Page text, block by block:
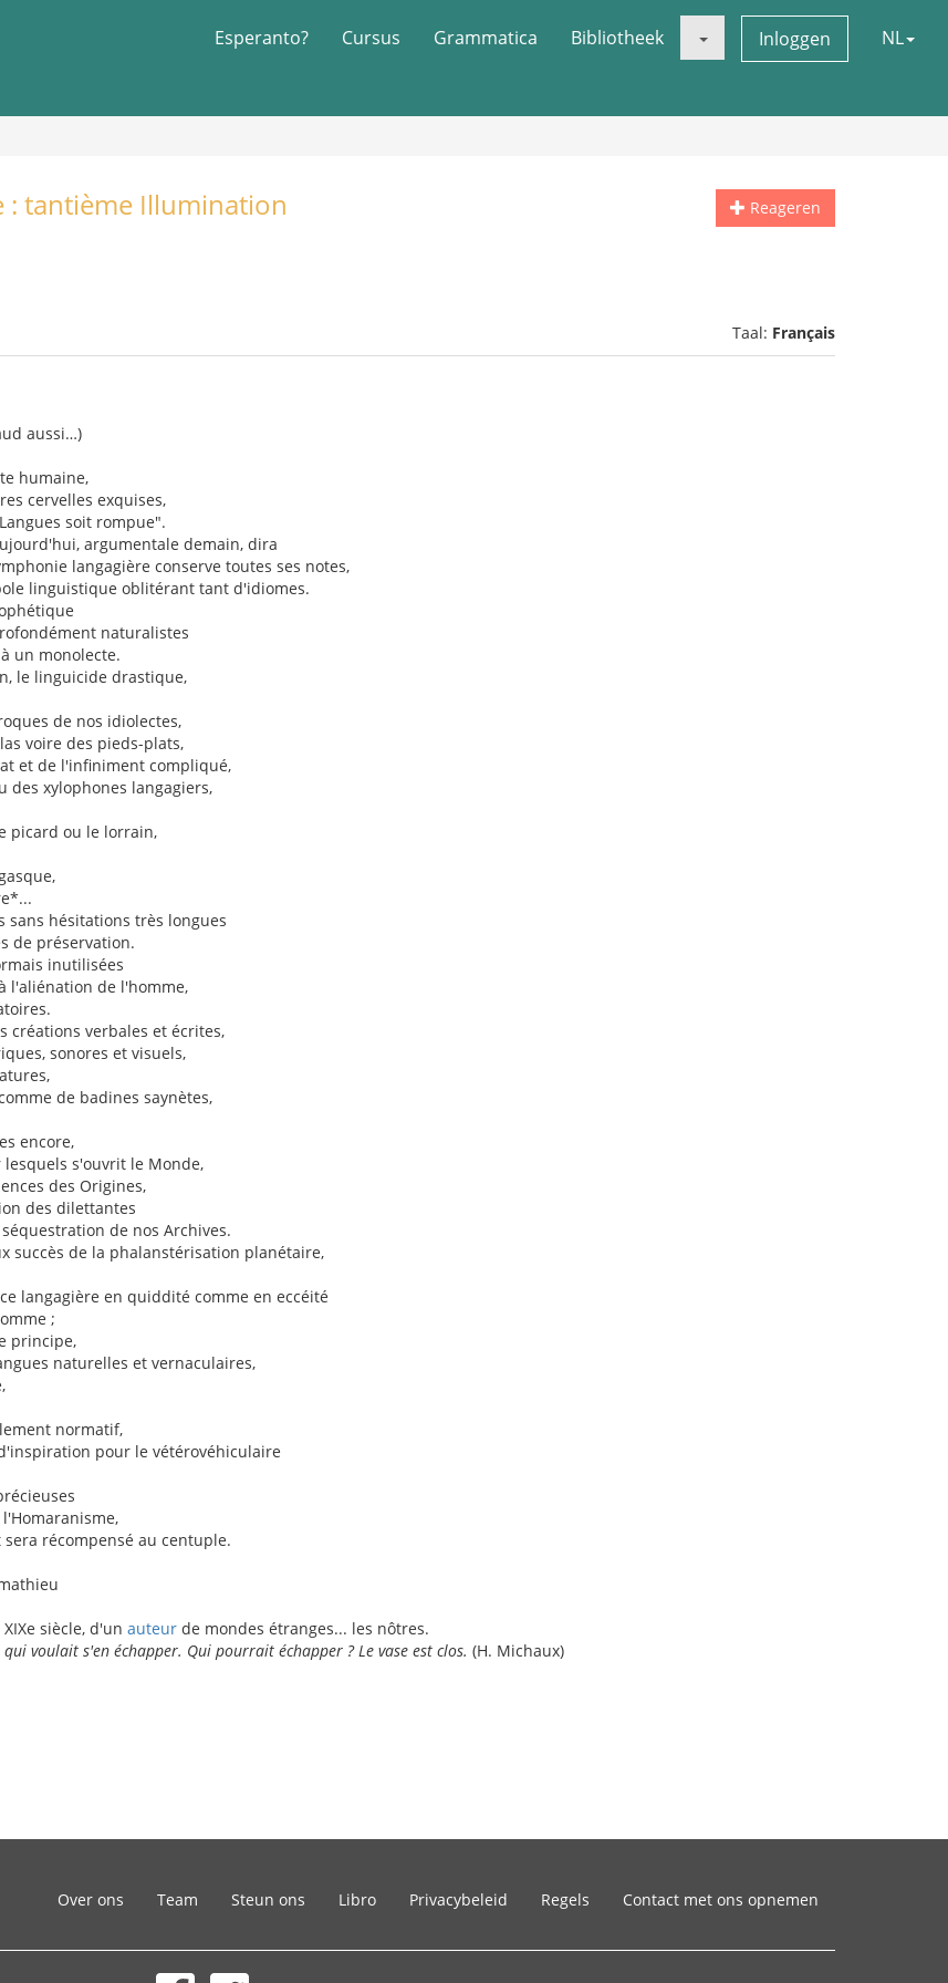
Esperanto? Cursus Grammatica Bibliotheek Inloggen NL
Reageren
: tantième Illumination
Taal: Français
aussi…)
humaine,
cervelles exquises,
soit rompue".
argumentale demain, dira
langagière conserve toutes ses notes,
linguistique oblitérant tant d'idiomes.
naturalistes
un monolecte.
le linguicide drastique,
de nos idiolectes,
voire des pieds-plats,
et de l'infiniment compliqué,
des xylophones langagiers,
picard ou le lorrain,
sans hésitations très longues
de préservation.
inutilisées
l'aliénation de l'homme,
créations verbales et écrites,
sonores et visuels,
de badines saynètes,
encore,
s'ouvrit le Monde,
des Origines,
des dilettantes
de nos Archives.
succès de la phalanstérisation planétaire,
langagière en quiddité comme en eccéité
;
principe,
naturelles et vernaculaires,
normatif,
pour le vétérovéhiculaire
récompensé au centuple.
siècle, d'un auteur de mondes étranges... les nôtres.
voulait s'en échapper. Qui pourrait échapper ? Le vase est clos. (H. Michaux)
Over ons Team Steun ons Libro Privacybeleid Regels Contact met ons opnemen